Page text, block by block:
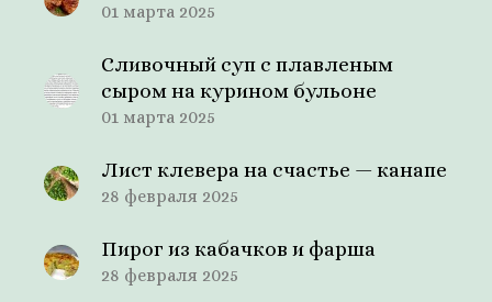
01 марта 2025
Сливочный суп с плавленым
сыром на курином бульоне
01 марта 2025
Лист клевера на счастье — канапе
28 февраля 2025
Пирог из кабачков и фарша
28 февраля 2025